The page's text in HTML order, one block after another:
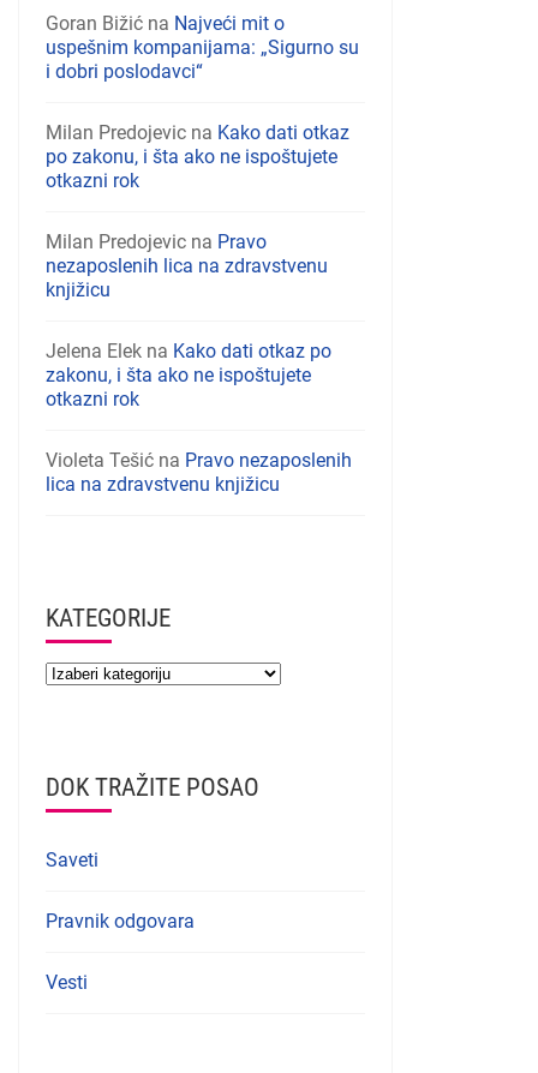
Goran Bižić na Najveći mit o
uspešnim kompanijama: „Sigurno su
i dobri poslodavci“
Milan Predojevic na Kako dati otkaz
po zakonu, i šta ako ne ispoštujete
otkazni rok
Milan Predojevic na Pravo
nezaposlenih lica na zdravstvenu
knjižicu
Jelena Elek na Kako dati otkaz po
zakonu, i šta ako ne ispoštujete
otkazni rok
Violeta Tešić na Pravo nezaposlenih
lica na zdravstvenu knjižicu
KATEGORIJE
DOK TRAŽITE POSAO
Saveti
Pravnik odgovara
Vesti